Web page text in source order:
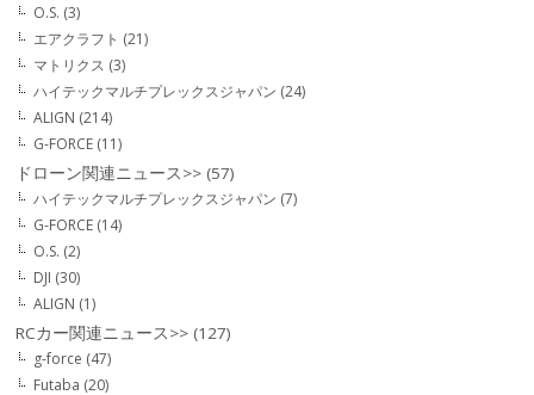
O.S. (3)
エアクラフト (21)
マトリクス (3)
ハイテックマルチプレックスジャパン (24)
ALIGN (214)
G-FORCE (11)
ドローン関連ニュース>> (57)
ハイテックマルチプレックスジャパン (7)
G-FORCE (14)
O.S. (2)
DJI (30)
ALIGN (1)
RCカー関連ニュース>> (127)
g-force (47)
Futaba (20)